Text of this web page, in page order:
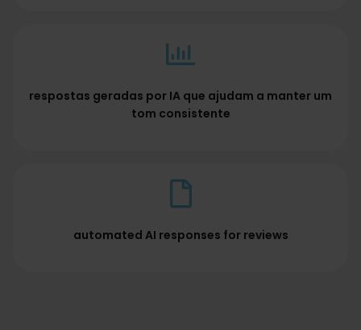
respostas geradas por IA que ajudam a manter um
tom consistente
automated AI responses for reviews